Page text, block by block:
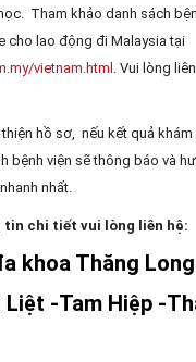
Tham khảo danh sách
cho lao động đi Malaysia tại
vietnam.html . Vui lòng
hồ sơ, nếu kết quả
bệnh viện sẽ thông báo và
nhất.
chi tiết vui lòng liên hệ:
khoa Thăng Long
Liệt -Tam Hiệp -